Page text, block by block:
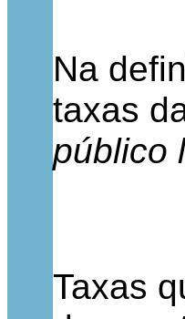
Na
taxas
público
Taxas